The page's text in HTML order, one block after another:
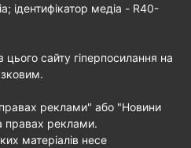
ідентифікатор медіа - R40-
цього сайту гіперпосилання на
реклами" або "Новини
правах реклами.
матеріалів несе